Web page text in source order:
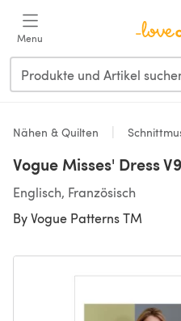
Menu
Nähen & Quilten
Vogue Misses' Dress
Englisch, Französisch
ByVogue Patterns TM